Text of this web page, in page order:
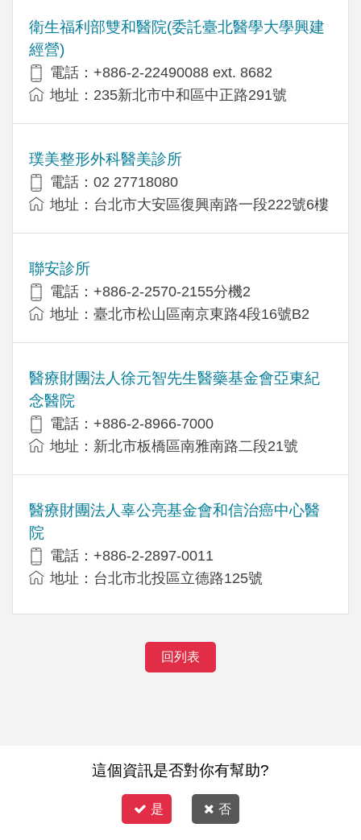
衛生福利部雙和醫院(委託臺北醫學大學興建
經營)
電話：+​886-2-22490088 ext. 8682
地址：​235新北市中和區中正路291號
璞美整形外科醫美診所
電話：02 27718080
地址：台北市大安區復興南路一段222號6樓
聯安診所
電話：+886-2-2570-2155分機2
地址：臺北市松山區南京東路4段16號B2
醫療財團法人徐元智先生醫藥基金會亞東紀
念醫院
電話：+886-2-8966-7000
地址：新北市板橋區南雅南路二段21號
醫療財團法人辜公亮基金會和信治癌中心醫
院
電話：+886-2-2897-0011
地址：台北市北投區立德路125號
回列表
這個資訊是否對你有幫助?
是 否